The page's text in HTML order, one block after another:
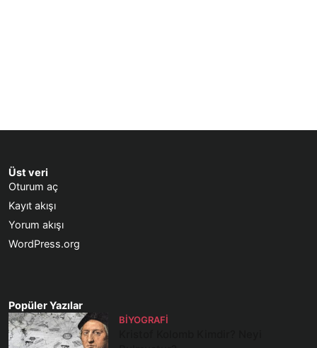
Üst veri
Oturum aç
Kayıt akışı
Yorum akışı
WordPress.org
Popüler Yazılar
BIYOGRAFI